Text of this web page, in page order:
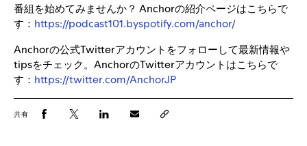
番組を始めてみませんか？ Anchorの紹介ページはこちらで
す： https://podcast101.byspotify.com/anchor/
Anchorの公式Twitterアカウントをフォローして最新情報や
tipsをチェック。AnchorのTwitterアカウントはこちらで
す： https://twitter.com/AnchorJP
共有